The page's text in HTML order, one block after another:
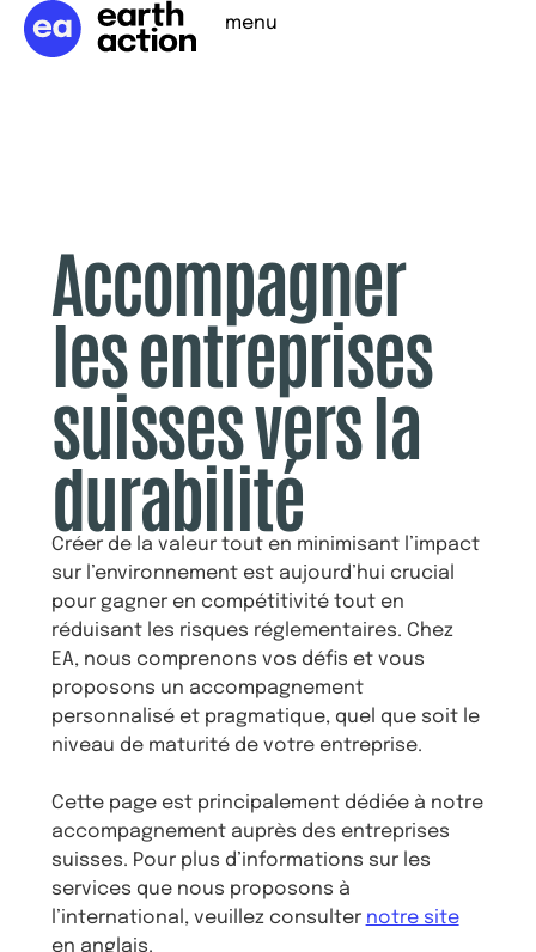
menu
Accompagner
les entreprises
suisses vers la
durabilité
Créer de la valeur tout en minimisant l’impact
sur l’environnement est aujourd’hui crucial
pour gagner en compétitivité tout en
réduisant les risques réglementaires. Chez
EA, nous comprenons vos défis et vous
proposons un accompagnement
personnalisé et pragmatique, quel que soit le
niveau de maturité de votre entreprise.
Cette page est principalement dédiée à notre
accompagnement auprès des entreprises
suisses. Pour plus d’informations sur les
services que nous proposons à
l’international, veuillez consulter notre site
en anglais.